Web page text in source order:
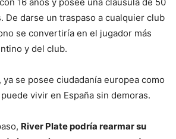
De darse un traspaso a cualquier club
se convertiría en el jugador más
y del club.
ya se posee ciudadanía europea como
vivir en España sin demoras.
River Plate podría rearmar su